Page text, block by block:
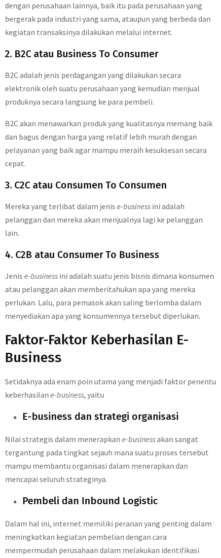
dengan perusahaan lainnya, baik itu pada perusahaan yang
bergerak pada industri yang sama, ataupun yang berbeda dan
kegiatan transaksinya dilakukan melalui internet.
2. B2C atau Business To Consumer
B2C adalah jenis perdagangan yang dilakukan secara
elektronik oleh suatu perusahaan yang kemudian menjual
produknya secara langsung ke para pembeli.
B2C akan menawarkan produk yang kualitasnya memang baik
dan bagus dengan harga yang relatif lebih murah dengan
pelayanan yang baik agar mampu meraih kesuksesan secara
cepat.
3. C2C atau Consumen To Consumen
Mereka yang terlibat dalam jenis e-business ini adalah
pelanggan dan mereka akan menjualnya lagi ke pelanggan
lain.
4. C2B atau Consumer To Business
Jenis e-business ini adalah suatu jenis bisnis dimana konsumen
atau pelanggan akan memberitahukan apa yang mereka
perlukan. Lalu, para pemasok akan saling berlomba dalam
menyediakan apa yang konsumennya tersebut diperlukan.
Faktor-Faktor Keberhasilan E-
Business
Setidaknya ada enam poin utama yang menjadi faktor penentu
keberhasilan e-business, yaitu
E-business dan strategi organisasi
Nilai strategis dalam menerapkan e-businessakan sangat
tergantung pada tingkat sejauh mana suatu proses tersebut
mampu membantu organisasi dalam menerapkan dan
mencapai seluruh strateginya.
Pembeli dan Inbound Logistic
Dalam hal ini, internet memiliki peranan yang penting dalam
meningkatkan kegiatan pembelian dengan cara
mempermudah perusahaan dalam melakukan identifikasi